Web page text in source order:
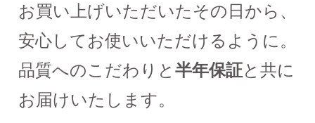
お買い上げいただいたその日から、
安心してお使いいただけるように。
品質へのこだわりと 半年保証と共に
お届けいたします。